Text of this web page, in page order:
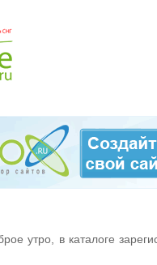
утро, в каталоге